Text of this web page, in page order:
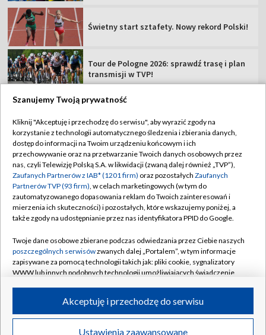
Świetny start sztafety. Nowy rekord Polski!
Tour de Pologne 2026: sprawdź trasę i plan
transmisji w TVP!
TVP
Abonament TVP
Sklep TVP
Biuro Reklamy
Oferta Handlowa
Emisja w TVP
Rada Programowa
Ogłoszenia przetargowe
Akademia Telewizyjna
Informacje o nadawcy
Regulamin TVP
Polityka prywatności
Moje zgody
Biuro reklamy
Kanały
©2026 Telewizja Polska Spółka Akcyjna w likwidacji
Szanujemy Twoją prywatność
Kliknij "Akceptuję i przechodzę do serwisu", aby wyrazić zgody na
korzystanie z technologii automatycznego śledzenia i zbierania danych,
dostęp do informacji na Twoim urządzeniu końcowym i ich
przechowywanie oraz na przetwarzanie Twoich danych osobowych przez
nas, czyli Telewizję Polską S.A. w likwidacji (zwaną dalej również „TVP”),
Zaufanych Partnerów z IAB* (1201 firm) oraz pozostałych Zaufanych
Partnerów TVP (93 firm), w celach marketingowych (w tym do
zautomatyzowanego dopasowania reklam do Twoich zainteresowań i
mierzenia ich skuteczności) i pozostałych, które wskazujemy poniżej, a
także zgody na udostępnianie przez nas identyfikatora PPID do Google.
Twoje dane osobowe zbierane podczas odwiedzania przez Ciebie naszych
poszczególnych serwisówzwanych dalej „Portalem”, w tym informacje
zapisywane za pomocą technologii takich jak: pliki cookie, sygnalizatory
WWW lub innych podobnych technologii umożliwiających świadczenie
ruchu w Internecie.
Twoje dane osobowe zbierane podczas odwiedzania przez Ciebie
Ustawienia zaawansowane
Akceptuję i przechodzę do serwisu